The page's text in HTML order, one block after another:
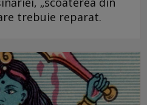
trebuie reparat.